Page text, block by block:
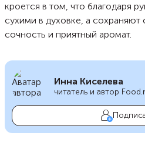
кроется в том, что благодаря
сухими в духовке, а
сочность и приятный аромат.
Инна Киселева
читатель и автор